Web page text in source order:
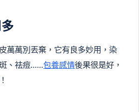
萬萬別丟棄，它有良多妙用，染
、祛痘……包養感情後果很是好，